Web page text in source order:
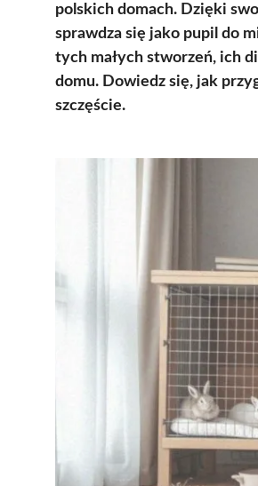
polskich domach. Dzięki
sprawdza się jako pupil do
tych małych stworzeń, ich
domu. Dowiedz się, jak
szczęście.